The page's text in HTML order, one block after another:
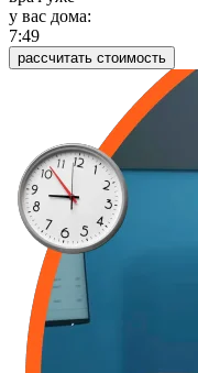
у вас дома:
7:49
рассчитать стоимость